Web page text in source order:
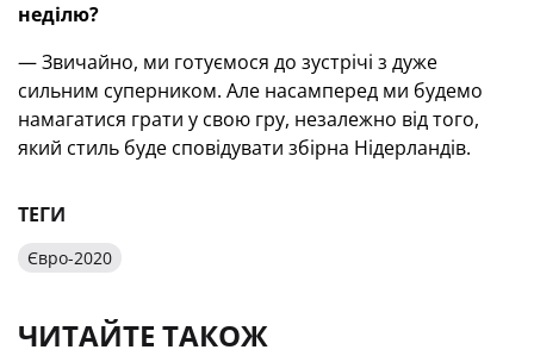
неділю?
— Звичайно, ми готуємося до зустрічі з дуже
сильним суперником. Але насамперед ми будемо
намагатися грати у свою гру, незалежно від того,
який стиль буде сповідувати збірна Нідерландів.
ТЕГИ
Євро-2020
ЧИТАЙТЕ ТАКОЖ